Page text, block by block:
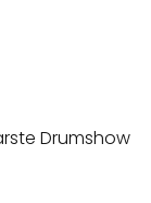
Drumshow